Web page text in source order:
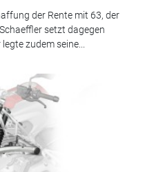
der Rente mit 63, der
setzt dagegen
zudem seine...